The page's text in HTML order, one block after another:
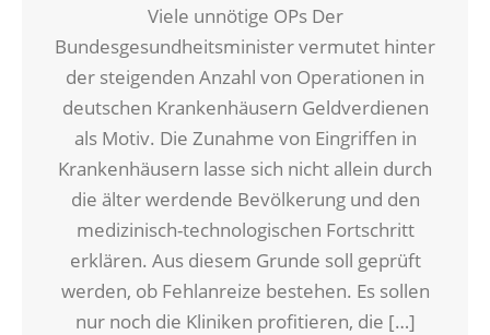
Viele unnötige OPs Der
Bundesgesundheitsminister vermutet hinter
der steigenden Anzahl von Operationen in
deutschen Krankenhäusern Geldverdienen
als Motiv. Die Zunahme von Eingriffen in
Krankenhäusern lasse sich nicht allein durch
die älter werdende Bevölkerung und den
medizinisch-technologischen Fortschritt
erklären. Aus diesem Grunde soll geprüft
werden, ob Fehlanreize bestehen. Es sollen
nur noch die Kliniken profitieren, die […]